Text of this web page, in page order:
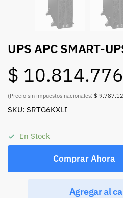
UPS APC SMART-
$ 10.814.776
(Precio sin impuestos nacionales: $
SKU: SRTG6KXLI
En Stock
Comprar Ahora
Agregar al